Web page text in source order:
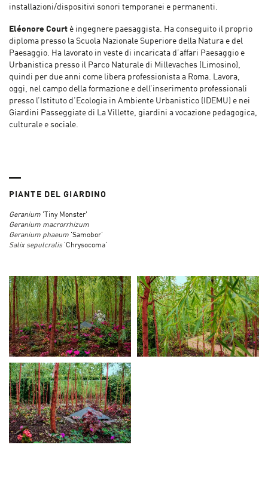
installazioni/dispositivi sonori temporanei e permanenti.
Eléonore Court è ingegnere paesaggista. Ha conseguito il proprio
diploma presso la Scuola Nazionale Superiore della Natura e del
Paesaggio. Ha lavorato in veste di incaricata d’affari Paesaggio e
Urbanistica presso il Parco Naturale di Millevaches (Limosino),
quindi per due anni come libera professionista a Roma. Lavora,
oggi, nel campo della formazione e dell’inserimento professionali
presso l’Istituto d’Ecologia in Ambiente Urbanistico (IDEMU) e nei
Giardini Passeggiate di La Villette, giardini a vocazione pedagogica,
culturale e sociale.
PIANTE DEL GIARDINO
Geranium 'Tiny Monster'
Geranium macrorrhizum
Geranium phaeum 'Samobor'
Salix sepulcralis'Chrysocoma'